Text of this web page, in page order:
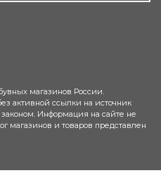
магазинов России.
активной ссылки на источник
Информация на сайте не
магазинов и товаров представлен